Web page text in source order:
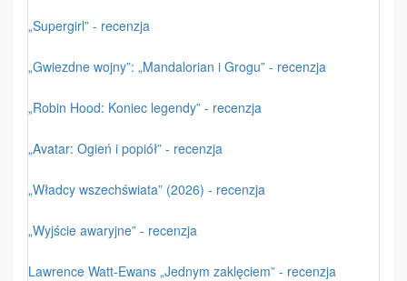
„Supergirl” - recenzja
„Gwiezdne wojny”: „Mandalorian i Grogu” - recenzja
„Robin Hood: Koniec legendy” - recenzja
„Avatar: Ogień i popiół” - recenzja
„Władcy wszechświata” (2026) - recenzja
„Wyjście awaryjne” - recenzja
Lawrence Watt-Ewans „Jednym zaklęciem” - recenzja